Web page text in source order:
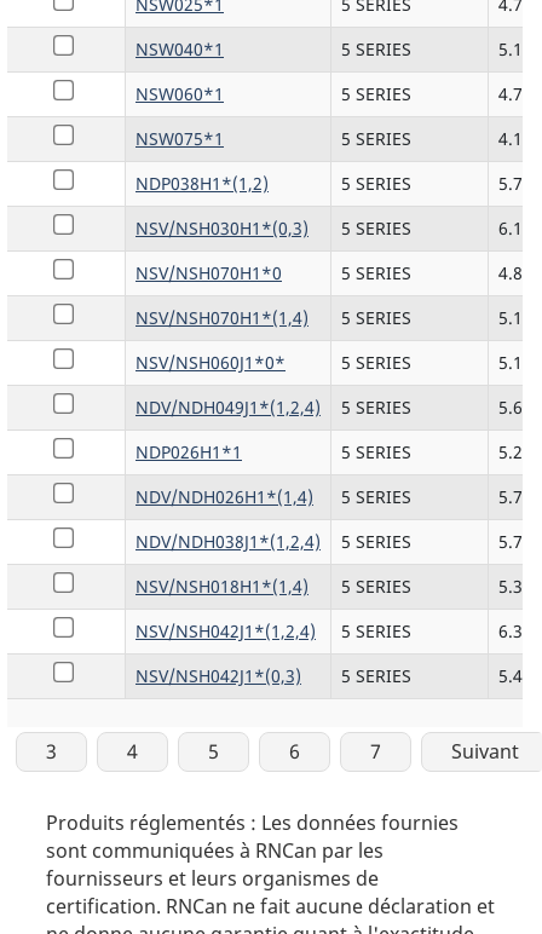
NSW025*1 5 SERIES
NSW040*1
5 SERIES
NSW060*1
5 SERIES
NSW075*1
5 SERIES
NDP038H1*(1,2)
5 SERIES
NSV/NSH030H1*(0,3)
5 SERIES
NSV/NSH070H1*0
5 SERIES
NSV/NSH070H1*(1,4)
5 SERIES
NSV/NSH060J1*0*
5 SERIES
NDV/NDH049J1*(1,2,4)
5 SERIES
NDP026H1*1
5 SERIES
NDV/NDH026H1*(1,4)
5 SERIES
NDV/NDH038J1*(1,2,4)
5 SERIES
NSV/NSH018H1*(1,4)
5 SERIES
NSV/NSH042J1*(1,2,4)
5 SERIES
NSV/NSH042J1*(0,3)
5 SERIES
3 4 5 6 7 Suivant
Produits réglementés : Les données fournies
sont communiquées à RNCan par les
fournisseurs et leurs organismes de
certification. RNCan ne fait aucune déclaration et